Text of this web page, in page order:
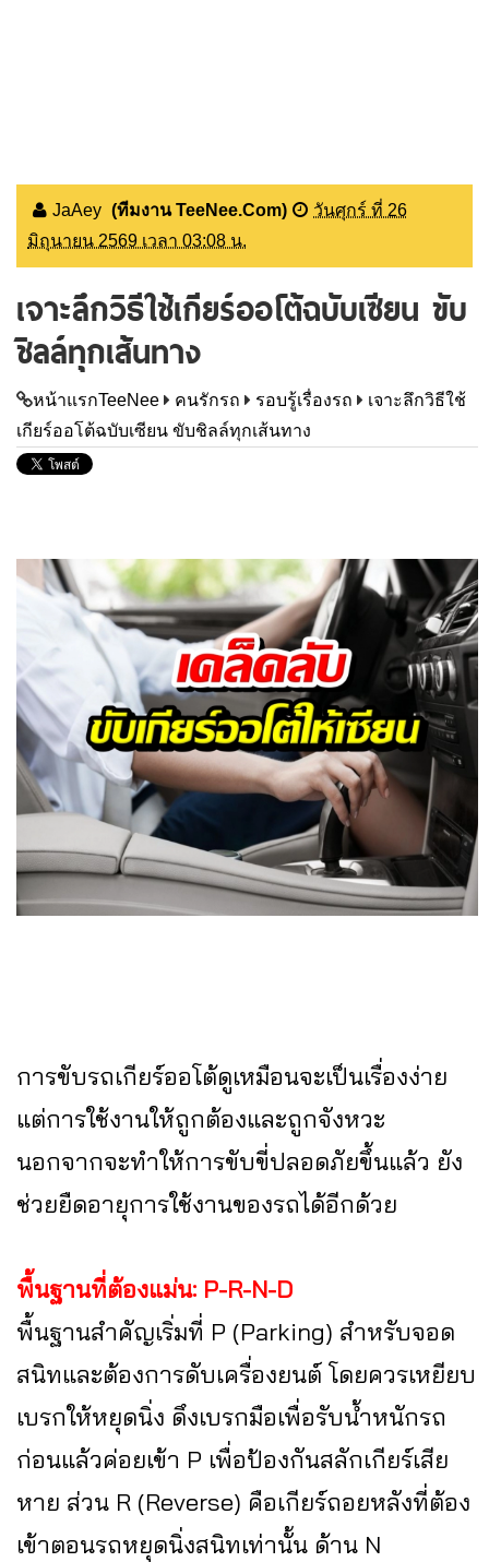
JaAey (ทีมงาน TeeNee.Com)
วันศุกร์ ที่ 26
มิถุนายน 2569 เวลา 03:08 น.
เจาะลึกวิธีใช้เกียร์ออโต้ฉบับเซียน ขับ
ชิลล์ทุกเส้นทาง
หน้าแรกTeeNee คนรักรถ รอบรู้เรื่องรถ
เจาะลึกวิธีใช้
เกียร์ออโต้ฉบับเซียน ขับชิลล์ทุกเส้นทาง
การขับรถเกียร์ออโต้ดูเหมือนจะเป็นเรื่องง่าย
แต่การใช้งานให้ถูกต้องและถูกจังหวะ
นอกจากจะทำให้การขับขี่ปลอดภัยขึ้นแล้ว ยัง
ช่วยยืดอายุการใช้งานของรถได้อีกด้วย
พื้นฐานที่ต้องแม่น: P-R-N-D
พื้นฐานสำคัญเริ่มที่ P (Parking) สำหรับจอด
สนิทและต้องการดับเครื่องยนต์ โดยควรเหยียบ
เบรกให้หยุดนิ่ง ดึงเบรกมือเพื่อรับน้ำหนักรถ
ก่อนแล้วค่อยเข้า P เพื่อป้องกันสลักเกียร์เสีย
หาย ส่วน R (Reverse) คือเกียร์ถอยหลังที่ต้อง
เข้าตอนรถหยุดนิ่งสนิทเท่านั้น ด้าน N